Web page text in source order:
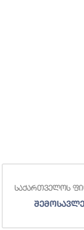
სამინისტროს
სამსახური